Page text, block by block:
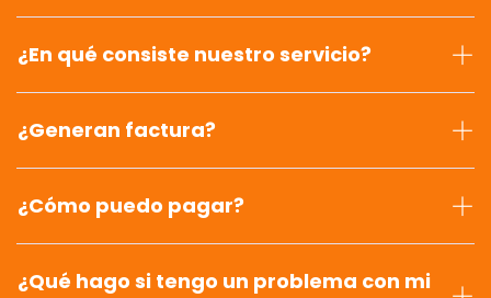
¿En qué consiste nuestro servicio?
¿Generan factura?
¿Cómo puedo pagar?
¿Qué hago si tengo un problema con mi